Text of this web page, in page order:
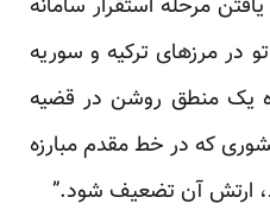
مرحله استقرار سامانه
در مرزهای ترکیه و سوریه
یک منطق روشن در قضیه
که در خط مقدم مبارزه
ارتش آن تضعیف شود.”